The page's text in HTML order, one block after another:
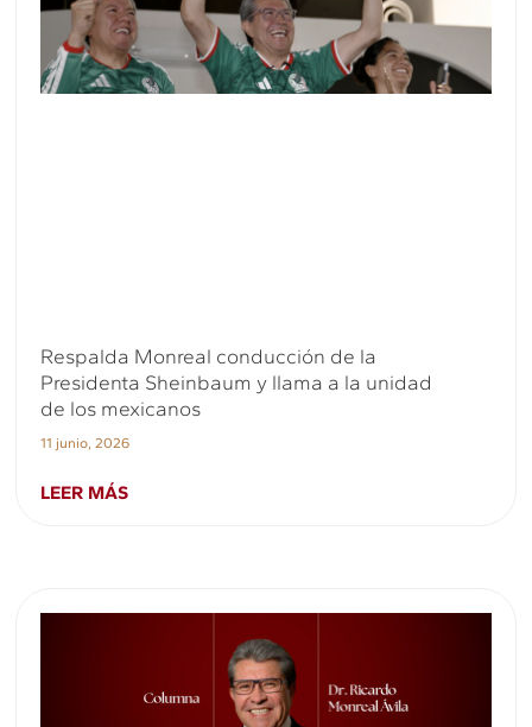
Respalda Monreal conducción de la
Presidenta Sheinbaum y llama a la unidad
de los mexicanos
11 junio, 2026
LEER MÁS